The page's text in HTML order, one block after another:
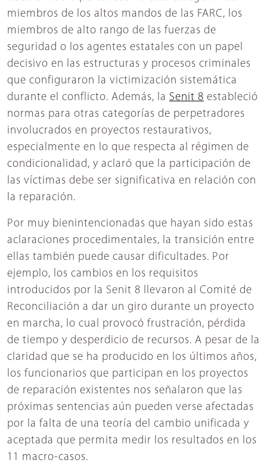
miembros de los altos mandos de las FARC, los
miembros de alto rango de las fuerzas de
seguridad o los agentes estatales con un papel
decisivo en las estructuras y procesos criminales
que configuraron la victimización sistemática
durante el conflicto. Además, la Senit 8 estableció
normas para otras categorías de perpetradores
involucrados en proyectos restaurativos,
especialmente en lo que respecta al régimen de
condicionalidad, y aclaró que la participación de
las víctimas debe ser significativa en relación con
la reparación.
Por muy bienintencionadas que hayan sido estas
aclaraciones procedimentales, la transición entre
ellas también puede causar dificultades. Por
ejemplo, los cambios en los requisitos
introducidos por la Senit 8 llevaron al Comité de
Reconciliación a dar un giro durante un proyecto
en marcha, lo cual provocó frustración, pérdida
de tiempo y desperdicio de recursos. A pesar de la
claridad que se ha producido en los últimos años,
los funcionarios que participan en los proyectos
de reparación existentes nos señalaron que las
próximas sentencias aún pueden verse afectadas
por la falta de una teoría del cambio unificada y
aceptada que permita medir los resultados en los
11 macro-casos.